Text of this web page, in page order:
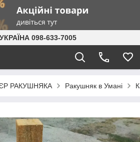
098-633-7005
РАКУШНЯКА Ракушняк в Умані